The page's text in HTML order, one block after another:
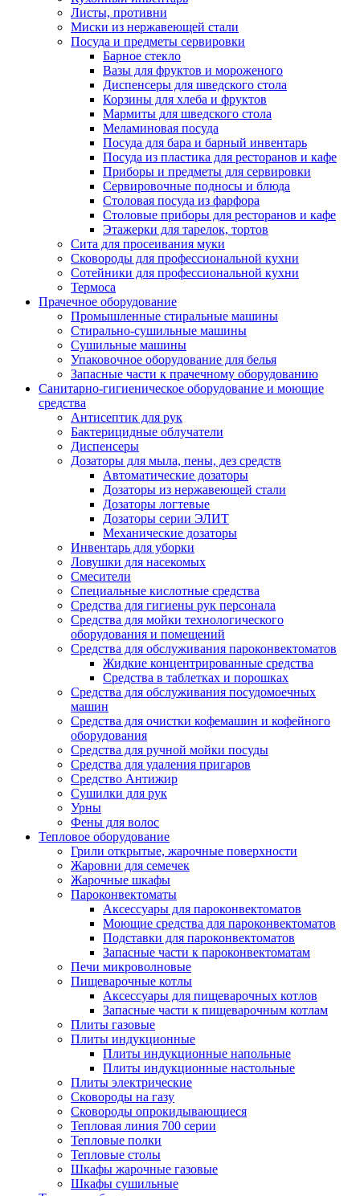
Листы, противни
Миски из нержавеющей стали
Посуда и предметы сервировки
Барное стекло
Вазы для фруктов и мороженого
Диспенсеры для шведского стола
Корзины для хлеба и фруктов
Мармиты для шведского стола
Меламиновая посуда
Посуда для бара и барный инвентарь
Посуда из пластика для ресторанов и кафе
Приборы и предметы для сервировки
Сервировочные подносы и блюда
Столовая посуда из фарфора
Столовые приборы для ресторанов и кафе
Этажерки для тарелок, тортов
Сита для просеивания муки
Сковороды для профессиональной кухни
Сотейники для профессиональной кухни
Термоса
Прачечное оборудование
Промышленные стиральные машины
Стирально-сушильные машины
Сушильные машины
Упаковочное оборудование для белья
Запасные части к прачечному оборудованию
Санитарно-гигиеническое оборудование и моющие
средства
Антисептик для рук
Бактерицидные облучатели
Диспенсеры
Дозаторы для мыла, пены, дез средств
Автоматические дозаторы
Дозаторы из нержавеющей стали
Дозаторы логтевые
Дозаторы серии ЭЛИТ
Механические дозаторы
Инвентарь для уборки
Ловушки для насекомых
Смесители
Специальные кислотные средства
Средства для гигиены рук персонала
Средства для мойки технологического
оборудования и помещений
Средства для обслуживания пароконвектоматов
Жидкие концентрированные средства
Средства в таблетках и порошках
Средства для обслуживания посудомоечных
машин
Средства для очистки кофемашин и кофейного
оборудования
Средства для ручной мойки посуды
Средства для удаления пригаров
Средство Антижир
Сушилки для рук
Урны
Фены для волос
Тепловое оборудование
Грили открытые, жарочные поверхности
Жаровни для семечек
Жарочные шкафы
Пароконвектоматы
Аксессуары для пароконвектоматов
Моющие средства для пароконвектоматов
Подставки для пароконвектоматов
Запасные части к пароконвектоматам
Печи микроволновые
Пищеварочные котлы
Аксессуары для пищеварочных котлов
Запасные части к пищеварочным котлам
Плиты газовые
Плиты индукционные
Плиты индукционные напольные
Плиты индукционные настольные
Плиты электрические
Сковороды на газу
Сковороды опрокидывающиеся
Тепловая линия 700 серии
Тепловые полки
Тепловые столы
Шкафы жарочные газовые
Шкафы сушильные